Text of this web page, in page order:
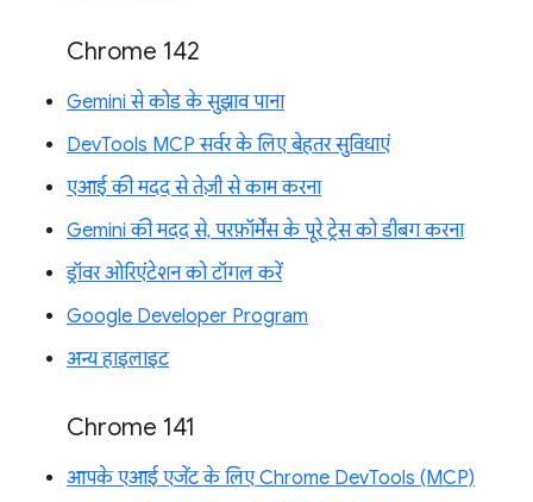
Chrome 142
Gemini से कोड के सुझाव पाना
DevTools MCP सर्वर के लिए बेहतर सुविधाएं
एआई की मदद से तेज़ी से काम करना
Gemini की मदद से, परफ़ॉर्मेंस के पूरे ट्रेस को डीबग करना
ड्रॉवर ओरिएंटेशन को टॉगल करें
Google Developer Program
अन्य हाइलाइट
Chrome 141
आपके एआई एजेंट के लिए Chrome DevTools (MCP)